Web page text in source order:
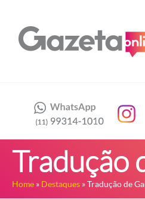
Tradução
Home » Destaques » Tradução de